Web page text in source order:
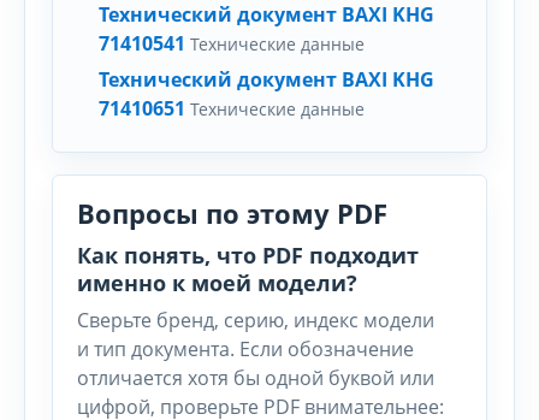
Технический документ BAXI KHG
71410541 Технические данные
Технический документ BAXI KHG
71410651 Технические данные
Вопросы по этому PDF
Как понять, что PDF подходит
именно к моей модели?
Сверьте бренд, серию, индекс модели
и тип документа. Если обозначение
отличается хотя бы одной буквой или
цифрой, проверьте PDF внимательнее: